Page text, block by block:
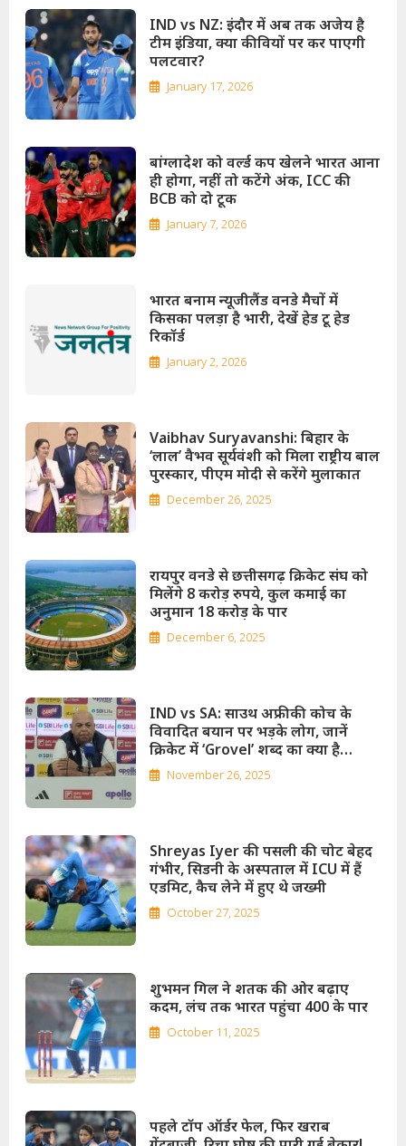
IND vs NZ: इंदौर में अब तक अजेय है
टीम इंडिया, क्या कीवियों पर कर पाएगी
पलटवार?
January 17, 2026
बांग्लादेश को वर्ल्ड कप खेलने भारत आना
ही होगा, नहीं तो कटेंगे अंक, ICC की
BCB को दो टूक
January 7, 2026
भारत बनाम न्यूजीलैंड वनडे मैचों में
किसका पलड़ा है भारी, देखें हेड टू हेड
रिकॉर्ड
January 2, 2026
Vaibhav Suryavanshi: बिहार के
‘लाल’ वैभव सूर्यवंशी को मिला राष्ट्रीय बाल
पुरस्कार, पीएम मोदी से करेंगे मुलाकात
December 26, 2025
रायपुर वनडे से छत्तीसगढ़ क्रिकेट संघ को
मिलेंगे 8 करोड़ रुपये, कुल कमाई का
अनुमान 18 करोड़ के पार
December 6, 2025
IND vs SA: साउथ अफ्रीकी कोच के
विवादित बयान पर भड़के लोग, जानें
क्रिकेट में ‘Grovel’ शब्द का क्या है
इतिहासNovember 26, 2025
Shreyas Iyer की पसली की चोट बेहद
गंभीर, सिडनी के अस्पताल में ICU में हैं
एडमिट, कैच लेने में हुए थे जख्मी
October 27, 2025
शुभमन गिल ने शतक की ओर बढ़ाए
कदम, लंच तक भारत पहुंचा 400 के पार
October 11, 2025
पहले टॉप ऑर्डर फेल, फिर खराब